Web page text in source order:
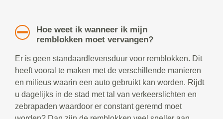
Hoe weet ik wanneer ik mijn
remblokken moet vervangen?
Er is geen standaardlevensduur voor remblokken. Dit
heeft vooral te maken met de verschillende manieren
en milieus waarin een auto gebruikt kan worden. Rijdt
u dagelijks in de stad met tal van verkeerslichten en
zebrapaden waardoor er constant geremd moet